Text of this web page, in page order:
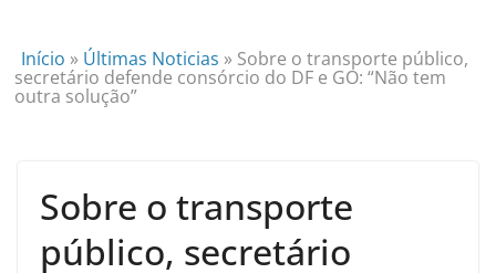
Início » Últimas Noticias » Sobre o transporte público,
secretário defende consórcio do DF e GO: “Não tem
outra solução”
Sobre o transporte
público, secretário